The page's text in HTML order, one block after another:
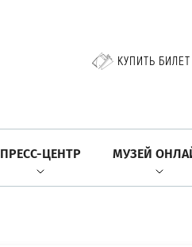
КУПИТЬ БИЛЕТ
ПРЕСС-ЦЕНТР МУЗЕЙ